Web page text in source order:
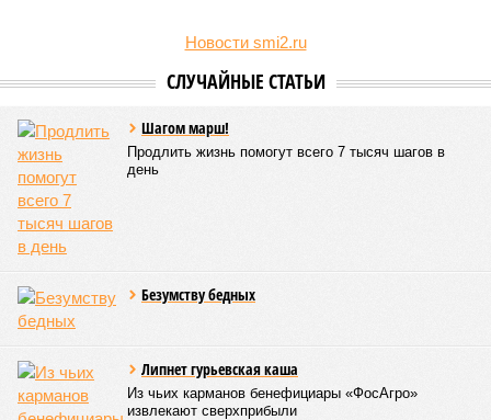
Новости smi2.ru
СЛУЧАЙНЫЕ СТАТЬИ
Шагом марш!
Продлить жизнь помогут всего 7 тысяч шагов в
день
Безумству бедных
Липнет гурьевская каша
Из чьих карманов бенефициары «ФосАгро»
извлекают сверхприбыли